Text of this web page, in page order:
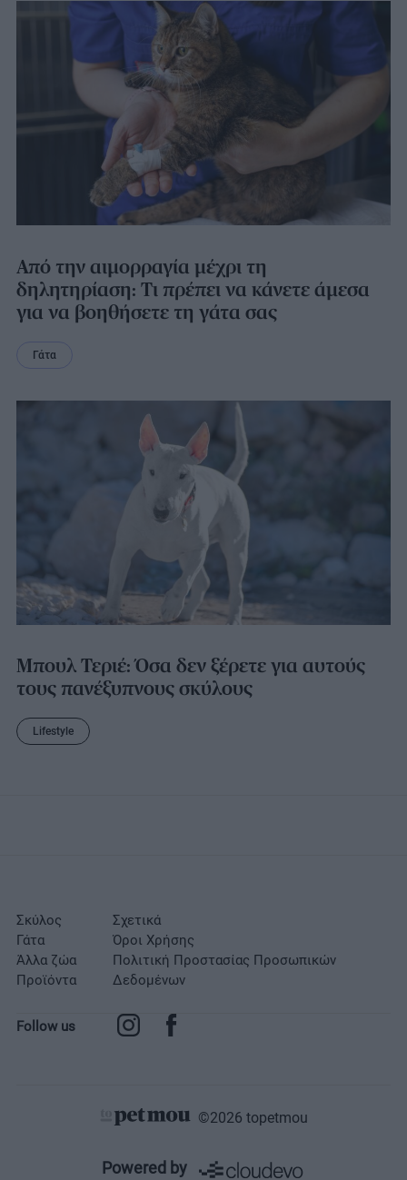
Από την αιμορραγία μέχρι τη
δηλητηρίαση: Τι πρέπει να κάνετε άμεσα
για να βοηθήσετε τη γάτα σας
Γάτα
Μπουλ Τεριέ: Όσα δεν ξέρετε για αυτούς
τους πανέξυπνους σκύλους
Lifestyle
Σκύλος
Γάτα
Άλλα ζώα
Προϊόντα
Σχετικά
Όροι Χρήσης
Πολιτική Προστασίας Προσωπικών
Δεδομένων
Follow us
©2026 topetmou
Powered by